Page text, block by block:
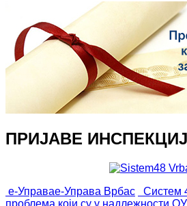
ПРИЈАВЕ
е-Управае-Управа Врбас Систем